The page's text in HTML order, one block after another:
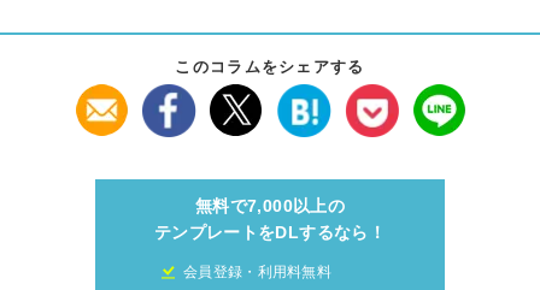
このコラムをシェアする
無料で7,000以上の
テンプレートをDLするなら！
会員登録・利用料無料